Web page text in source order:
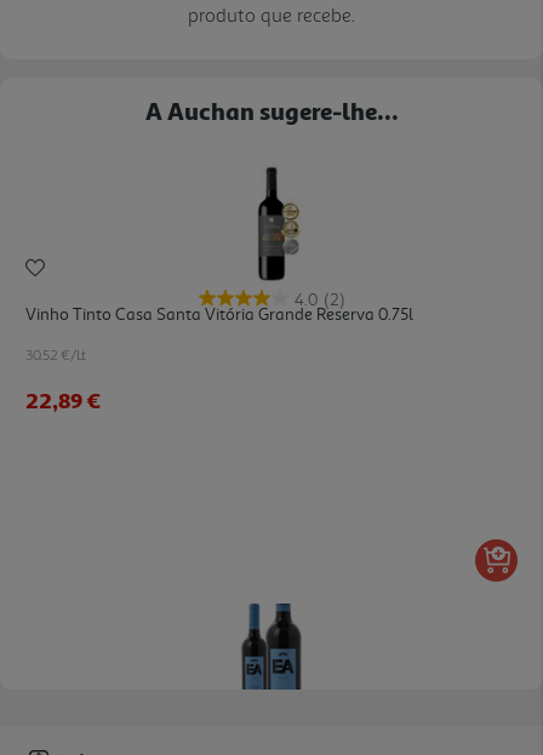
produto que recebe.
A Auchan sugere-lhe...
4.0 (2)
Vinho Tinto Casa Santa Vitória Grande Reserva 0.75l
30.52 €/Lt
22,89 €